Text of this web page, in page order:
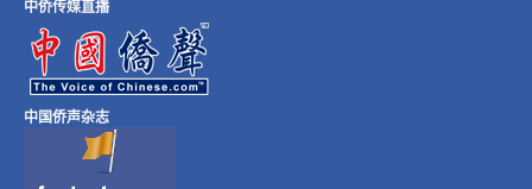
中侨传媒直播
中国侨声杂志